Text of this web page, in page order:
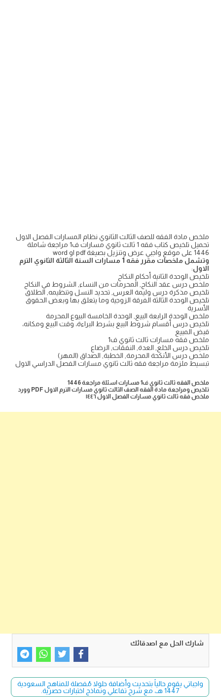
ملخص مادة الفقه للصف الثالث الثانوي نظام المسارات الفصل الاول
تحميل تلخيص كتاب فقه 1 ثالث ثانوي مسارات ف1 مراجعة شاملة
1446 على موقع واجبي عرض وتنزيل بصيغة pdf او word
وتشمل ملخصات مقرر فقه 1 مسارات السنة الثالثة الثانوي الترم
الاول:
تلخيص الوحدة الثانية أحكام النكاح
ملخص درس عقد النكاح, المحرمات من النساء, الشروط في النكاح
تلخيص مذكرة درس وليمة العرس, تحديد النسل وتنظيمه, الطلاق
تلخيص الوحدة الثالثة الفرقة الزوجية وما يتعلق بها وبعض الحقوق
الأسرية
ملخص الوحدة الرابعة البيع, الوحدة الخامسة البيوع المحرمة
تلخيص درس أقسام شروط البيع بشرط البراءة، وقت البيع ومكانه،
قبض المبيع
ملخص فقه مسارات ثالث ثانوي ف1
تلخيص درس الخلع, العدة, النفقات, الرضاع
ملخص درس الأنكحة المحرمة, الخطبة, الصداق (المهر)
تبسيط ملزمة مراجعة فقه ثالث ثانوي مسارات الفصل الدراسي الاول
ملخص الفقه ثالث ثانوي ف1 مسارات اسئلة مراجعة 1446
تلخيص ومراجعة مادة الفقه الصف الثالث ثانوي مسارات الترم الاول PDF وورد
ملخص فقه ثالث ثانوي مسارات الفصل الاول ١٤٤٦
شارك الحل مع اصدقائك
واجباتي يقوم حالياً بتحديث وأضافة حلولا مُفصلة للمناهج السعودية
1447 هـ، مع شرح تفاعلي ونماذج اختبارات حصرية.